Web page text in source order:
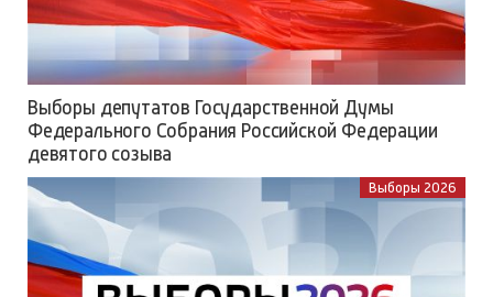
Выборы депутатов Государственной Думы
Федерального Собрания Российской Федерации
девятого созыва
Выборы 2026